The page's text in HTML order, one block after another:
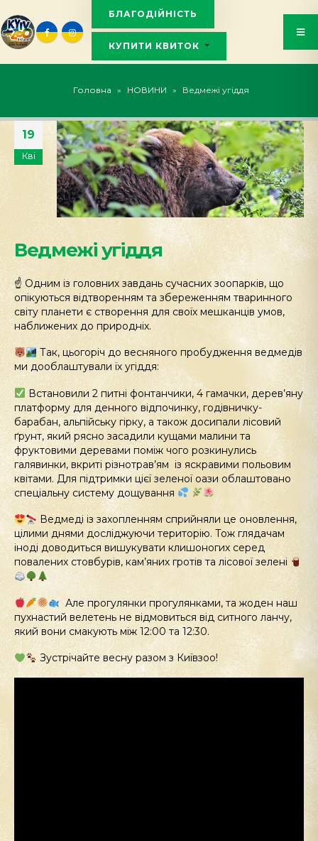
БЛАГОДІЙНІСТЬ
КУПИТИ КВИТОК
Головна » НОВИНИ » Ведмежі угіддя
19
Кві
Ведмежі угіддя
☝️ Одним із головних завдань сучасних зоопарків, що
опікуються відтворенням та збереженням тваринного
світу планети є створення для своїх мешканців умов,
наближених до природніх.
Так, цьогоріч до весняного пробудження ведмедів
ми дооблаштували їх угіддя:
Встановили 2 питні фонтанчики, 4 гамачки, дерев’яну
платформу для денного відпочинку, годівничку-
барабан, альпійську гірку, а також досипали лісовий
ґрунт, який рясно засадили кущами малини та
фруктовими деревами поміж чого розкинулись
галявинки, вкриті різнотрав’ям із яскравими польовим
квітами. Для підтримки цієї зеленої оази облаштовано
спеціальну систему дощування
Ведмеді із захопленням сприйняли це оновлення,
цілими днями досліджуючи територію. Тож глядачам
іноді доводиться вишукувати клишоногих серед
повалених стовбурів, кам’яних гротів та лісової зелені
Але прогулянки прогулянками, та жоден наш
пухнастий велетень не відмовиться від ситного ланчу,
який вони смакують між 12:00 та 12:30.
Зустрічайте весну разом з Київзоо!